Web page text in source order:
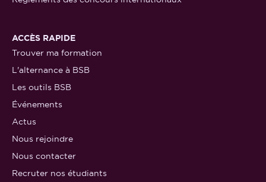
ACCÈS RAPIDE
Trouver ma formation
L'alternance à BSB
Les outils BSB
Événements
Actus
Nous rejoindre
Nous contacter
Recruter nos étudiants